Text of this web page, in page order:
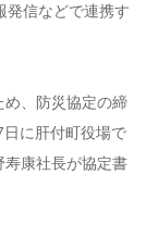
発信などで連携す
め、防災協定の締
に肝付町役場で
康社長が協定書